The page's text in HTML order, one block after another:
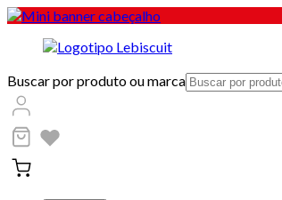
Buscar por produto ou marca